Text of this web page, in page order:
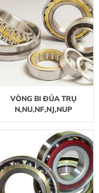
VÒNG BI ĐỦA TRỤ
N,NU,NF,NJ,NUP